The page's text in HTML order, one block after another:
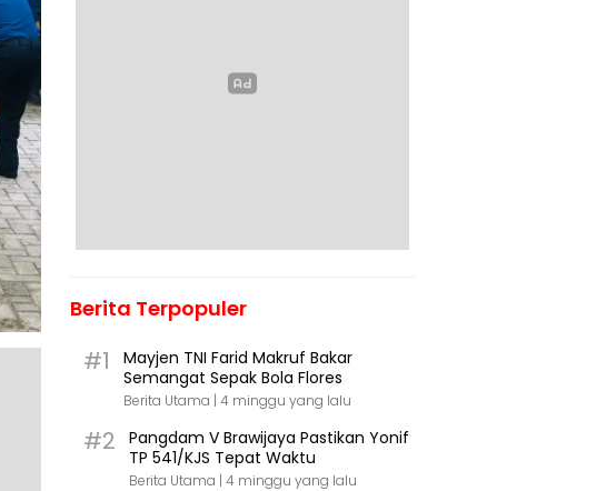
Berita Terpopuler
#1
Mayjen TNI Farid Makruf Bakar
Semangat Sepak Bola Flores
Berita Utama | 4 minggu yang lalu
#2
Pangdam V Brawijaya Pastikan Yonif
TP 541/KJS Tepat Waktu
Berita Utama | 4 minggu yang lalu